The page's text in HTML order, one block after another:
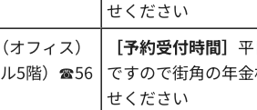
せください
フィス）
ル5階）☎56
［予約受付時間］
ですので街角の年
せください